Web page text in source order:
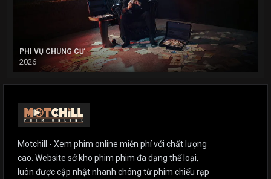
PHI VỤ CHUNG CƯ
2026
Motchill - Xem phim online miễn phí với chất lượng
cao. Website sở kho phim phim đa dạng thể loại,
luôn được cập nhật nhanh chóng từ phim chiếu rạp